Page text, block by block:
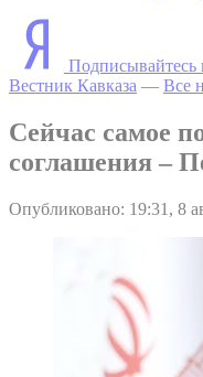
Подписывайтесь
Вестник Кавказа — Все
Сейчас самое
соглашения –
Опубликовано: 19:31, 8